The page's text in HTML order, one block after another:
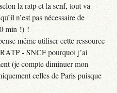
la ratp et la scnf, tout va
n’est pas nécessaire de
min !) !
même utiliser cette ressource
- SNCF pourquoi j’ai
(je compte diminuer mon
celles de Paris puisque